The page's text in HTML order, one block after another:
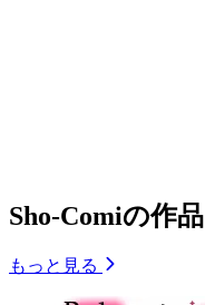
Sho-Comiの作品
もっと見る